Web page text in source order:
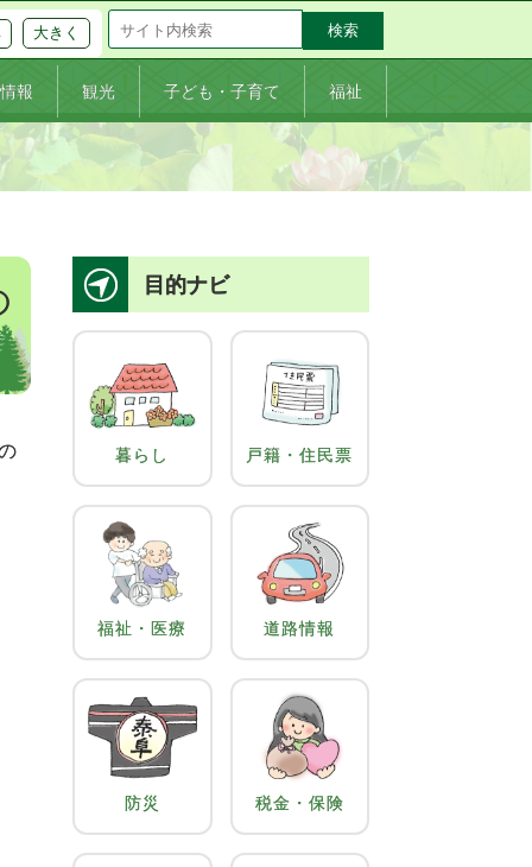
大きく
報 観光 子ども・子育て 福祉
目的ナビ
暮らし 戸籍・住民票
福祉・医療 道路情報
防災 税金・保険